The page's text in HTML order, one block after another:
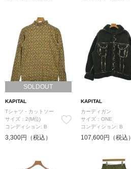
SOLDOUT
KAPITAL
Tシャツ・カットソー
サイズ：2(M位)
コンディション: B
3,300円（税込）
KAPITAL
カーディガン
サイズ：ONE
コンディション: B
107,600円（税込）